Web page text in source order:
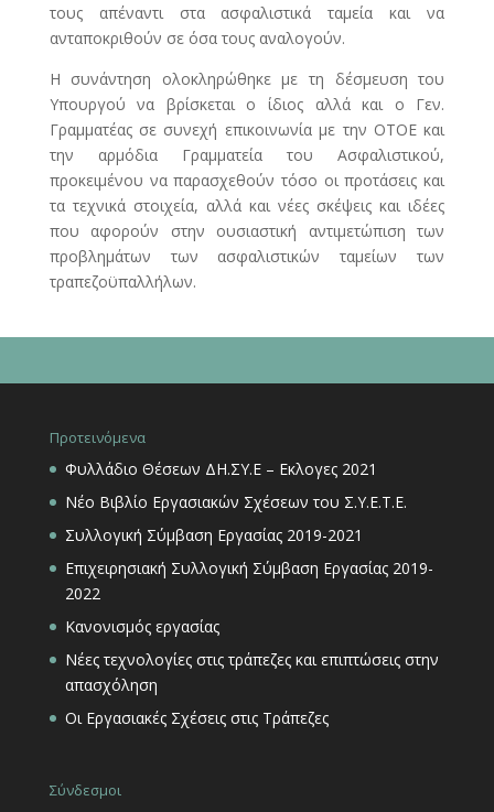
τους απέναντι στα ασφαλιστικά ταμεία και να
ανταποκριθούν σε όσα τους αναλογούν.
Η συνάντηση ολοκληρώθηκε με τη δέσμευση του
Υπουργού να βρίσκεται ο ίδιος αλλά και ο Γεν.
Γραμματέας σε συνεχή επικοινωνία με την ΟΤΟΕ και
την αρμόδια Γραμματεία του Ασφαλιστικού,
προκειμένου να παρασχεθούν τόσο οι προτάσεις και
τα τεχνικά στοιχεία, αλλά και νέες σκέψεις και ιδέες
που αφορούν στην ουσιαστική αντιμετώπιση των
προβλημάτων των ασφαλιστικών ταμείων των
τραπεζοϋπαλλήλων.
Προτεινόμενα
Φυλλάδιο Θέσεων ΔΗ.ΣΥ.Ε – Εκλογες 2021
Νέο Βιβλίο Εργασιακών Σχέσεων του Σ.Υ.Ε.Τ.Ε.
Συλλογική Σύμβαση Εργασίας 2019-2021
Επιχειρησιακή Συλλογική Σύμβαση Εργασίας 2019-
2022
Κανονισμός εργασίας
Νέες τεχνολογίες στις τράπεζες και επιπτώσεις στην
απασχόληση
Οι Εργασιακές Σχέσεις στις Τράπεζες
Σύνδεσμοι